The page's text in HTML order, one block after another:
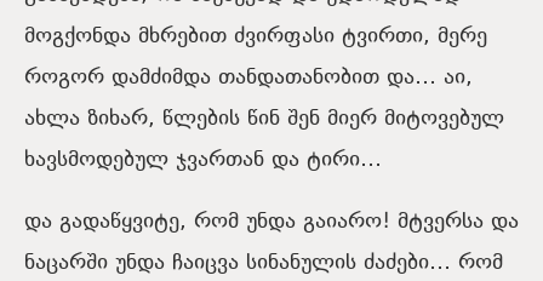
მოგქონდა მხრებით ძვირფასი ტვირთი, მერე
როგორ დამძიმდა თანდათანობით და… აი,
ახლა ზიხარ, წლების წინ შენ მიერ მიტოვებულ
ხავსმოდებულ ჯვართან და ტირი…
და გადაწყვიტე, რომ უნდა გაიარო! მტვერსა და
ნაცარში უნდა ჩაიცვა სინანულის ძაძები… რომ